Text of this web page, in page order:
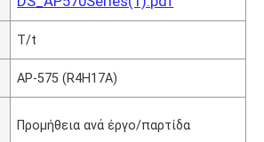
T/t
AP-575 (R4H17A)
Προμήθεια ανά έργο/παρτίδα